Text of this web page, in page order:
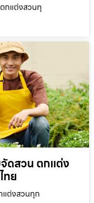
กแต่งสวนทุ
ดสวน ตกแต่ง
ทย
ต่งสวนทุก